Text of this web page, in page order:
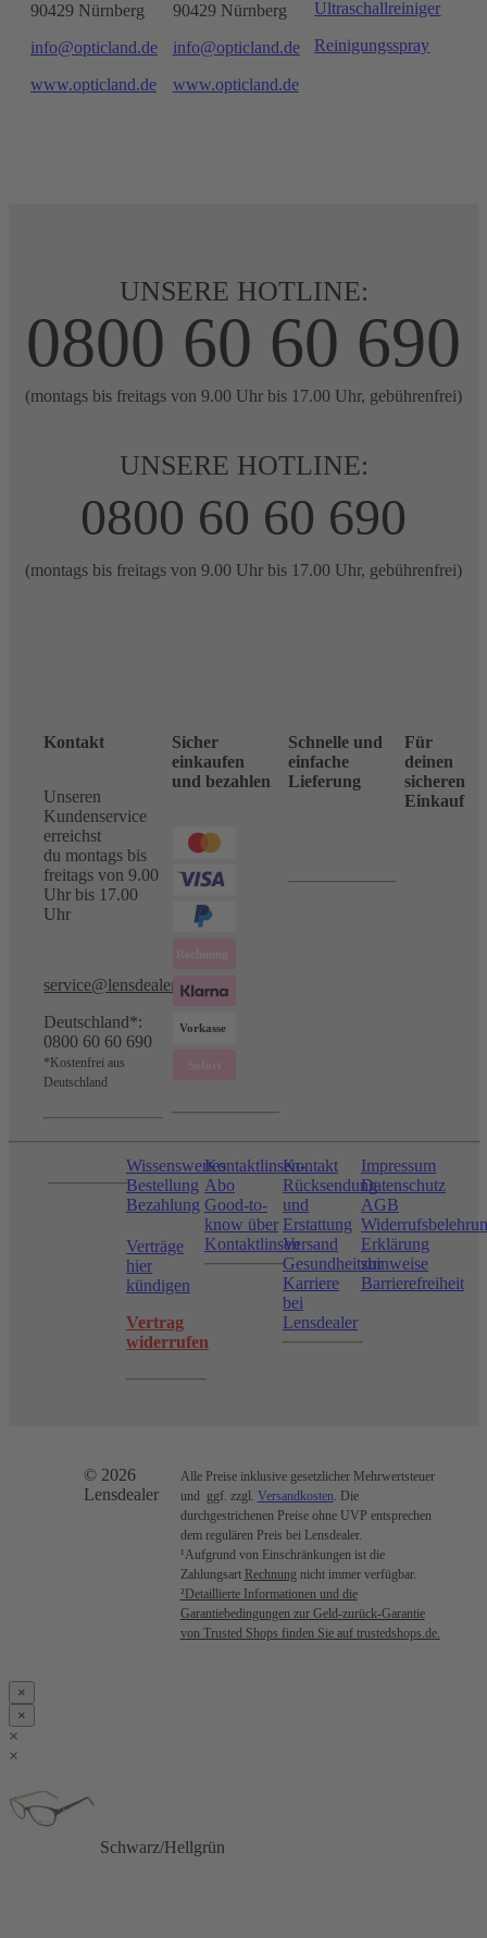
90429 Nürnberg
info@opticland.de
www.opticland.de
90429 Nürnberg
info@opticland.de
www.opticland.de
Ultraschallreiniger
Reinigungsspray
UNSERE HOTLINE:
0800 60 60 690
(montags bis freitags von 9.00 Uhr bis 17.00 Uhr, gebührenfrei)
UNSERE HOTLINE:
0800 60 60 690
(montags bis freitags von 9.00 Uhr bis 17.00 Uhr, gebührenfrei)
Kontakt
Unseren
Kundenservice
erreichst
du montags bis
freitags von 9.00
Uhr bis 17.00
Uhr
service@lensdealer.com
Deutschland*:
0800 60 60 690
*Kostenfrei aus
Deutschland
Sicher
einkaufen
und bezahlen
Schnelle und
einfache
Lieferung
Für
deinen
sicheren
Einkauf
Wissenswertes
Bestellung
Bezahlung
Verträge
hier
kündigen
Vertrag
widerrufen
Kontaktlinsen-
Abo
Good-to-
know über
Kontaktlinsen
Kontakt
Rücksendung
und
Erstattung
Versand
Gesundheitshinweise
Karriere
bei
Lensdealer
Impressum
Datenschutz
AGB
Erklärung
zur
Barrierefreiheit
© 2026
Lensdealer
Alle Preise inklusive gesetzlicher Mehrwertsteuer
und ggf. zzgl. Versandkosten. Die
durchgestrichenen Preise ohne UVP entsprechen
dem regulären Preis bei Lensdealer.
¹Aufgrund von Einschränkungen ist die
Zahlungsart Rechnungnicht immer verfügbar.
²Detaillierte Informationen und die
Garantiebedingungen zur Geld-zurück-Garantie
von Trusted Shops finden Sie auf trustedshops.de.
×
×
×
×
Schwarz/Hellgrün